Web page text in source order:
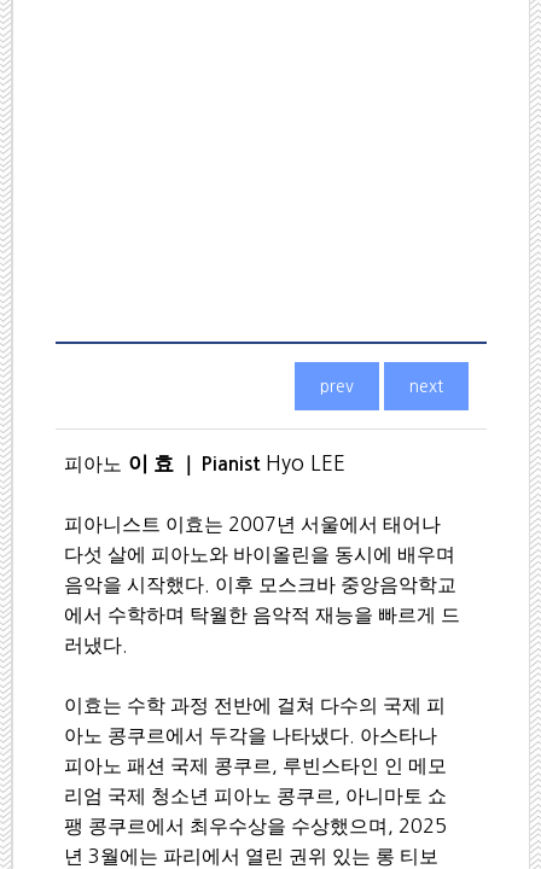
피아노 이 효 Pianist Hyo LEE
피아니스트 이효는 2007년 서울에서 태어나
다섯 살에 피아노와 바이올린을 동시에 배우며
음악을 시작했다 이후 모스크바 중앙음악학교
에서 수학하며 탁월한 음악적 재능을 빠르게 드
러냈다
이효는 수학 과정 전반에 걸쳐 다수의 국제 피
아노 콩쿠르에서 두각을 나타냈다 아스타나
피아노 패션 국제 콩쿠르
루빈스타인 인 메모
리엄 국제 청소년 피아노 콩쿠르
아니마토 쇼
팽 콩쿠르에서 최우수상을 수상했으며
, 2025
년3월에는 파리에서 열린 권위 있는 롱 티보